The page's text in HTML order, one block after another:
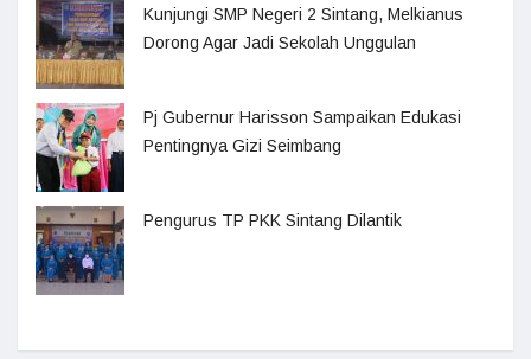
Kunjungi SMP Negeri 2 Sintang, Melkianus
Dorong Agar Jadi Sekolah Unggulan
Pj Gubernur Harisson Sampaikan Edukasi
Pentingnya Gizi Seimbang
Pengurus TP PKK Sintang Dilantik